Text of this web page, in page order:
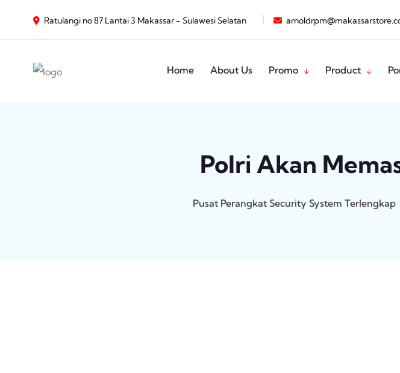
Ratulangi no 87 Lantai 3 Makassar - Sulawesi Selatan
Home About Us Promo Product
Polri Akan
Pusat Perangkat Security System Terlengkap